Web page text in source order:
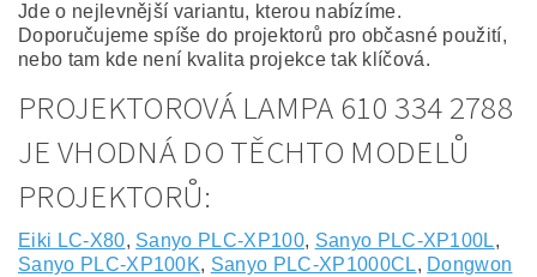
Jde o nejlevnější variantu, kterou nabízíme.
Doporučujeme spíše do projektorů pro občasné použití,
nebo tam kde není kvalita projekce tak klíčová.
PROJEKTOROVÁ LAMPA 610 334 2788
JE VHODNÁ DO TĚCHTO MODELŮ
PROJEKTORŮ:
Eiki LC-X80, Sanyo PLC-XP100, Sanyo PLC-XP100L,
Sanyo PLC-XP100K, Sanyo PLC-XP1000CL, Dongwon